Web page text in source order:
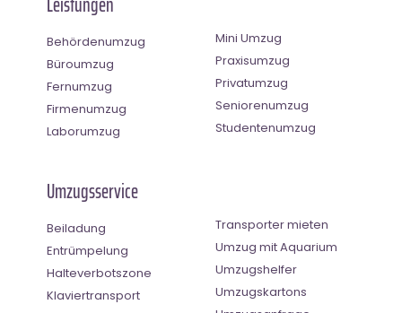
Behördenumzug
Büroumzug
Fernumzug
Firmenumzug
Laborumzug
Mini Umzug
Praxisumzug
Privatumzug
Seniorenumzug
Studentenumzug
Umzugsservice
Beiladung
Entrümpelung
Halteverbotszone
Klaviertransport
Transporter mieten
Umzug mit Aquarium
Umzugshelfer
Umzugskartons